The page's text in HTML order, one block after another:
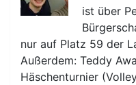
ist über
nur auf Platz 59 der
Außerdem: Teddy
Häschenturnier